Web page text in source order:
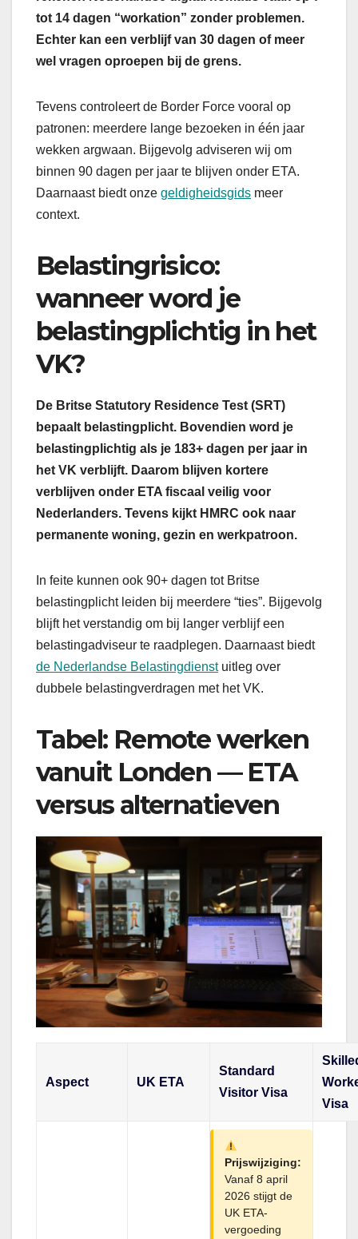
tot 14 dagen “workation” zonder problemen.
Echter kan een verblijf van 30 dagen of meer
wel vragen oproepen bij de grens.
Tevens controleert de Border Force vooral op
patronen: meerdere lange bezoeken in één jaar
wekken argwaan. Bijgevolg adviseren wij om
binnen 90 dagen per jaar te blijven onder ETA.
Daarnaast biedt onze geldigheidsgids meer
context.
Belastingrisico:
wanneer word je
belastingplichtig in het
VK?
De Britse Statutory Residence Test (SRT)
bepaalt belastingplicht. Bovendien word je
belastingplichtig als je 183+ dagen per jaar in
het VK verblijft. Daarom blijven kortere
verblijven onder ETA fiscaal veilig voor
Nederlanders. Tevens kijkt HMRC ook naar
permanente woning, gezin en werkpatroon.
In feite kunnen ook 90+ dagen tot Britse
belastingplicht leiden bij meerdere “ties”. Bijgevolg
blijft het verstandig om bij langer verblijf een
belastingadviseur te raadplegen. Daarnaast biedt
de Nederlandse Belastingdienstuitleg over
dubbele belastingverdragen met het VK.
Tabel: Remote werken
vanuit Londen — ETA
versus alternatieven
Aspect UK ETA
Standard
Visitor Visa
Visa
Prijswijziging:
Vanaf 8 april
2026 stijgt de
UK ETA-
vergoeding